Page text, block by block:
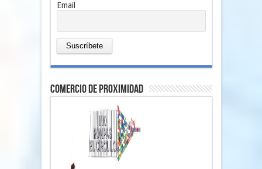
Email
comercio de proximidad